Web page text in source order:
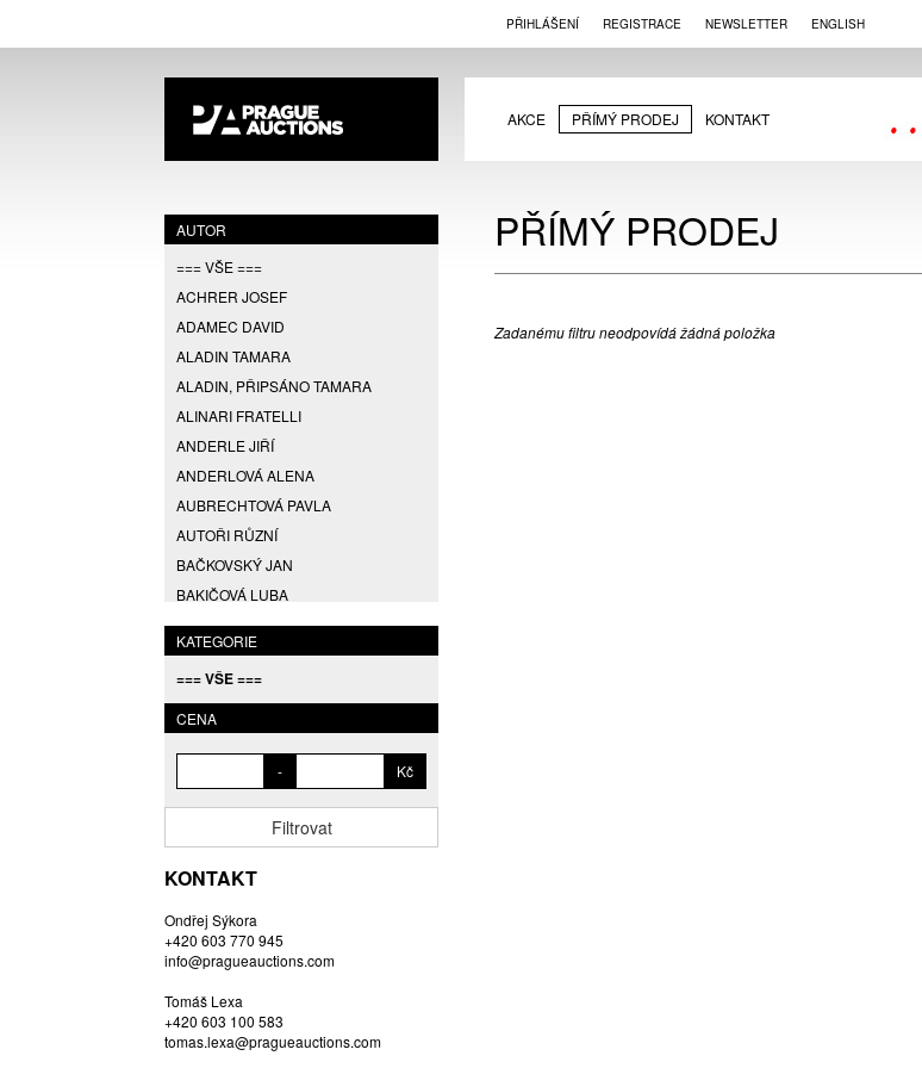
PŘIHLÁŠENÍ REGISTRACE NEWSLETTER ENGLISH
AKCE PŘÍMÝ PRODEJ KONTAKT
AUTOR
=== VŠE ===
ACHRER JOSEF
ADAMEC DAVID
ALADIN TAMARA
ALADIN, PŘIPSÁNO TAMARA
ALINARI FRATELLI
ANDERLE JIŘÍ
ANDERLOVÁ ALENA
AUBRECHTOVÁ PAVLA
AUTOŘI RŮZNÍ
BAČKOVSKÝ JAN
BAKIČOVÁ LUBA
BALCAR JIŘÍ
BALCAR KAREL
BALCAR MARTIN
BALÍČEK PETR
BARTKO MAREK
BARTOŇ DAVID
BASTL ROMAN
BAUCH JAN
BAUER VL.
BEDNÁŘOVÁ EVA
BĚHAL DOMINIK
KATEGORIE
=== VŠE ===
CENA
- Kč
Filtrovat
KONTAKT
Ondřej Sýkora
+420 603 770 945
info@pragueauctions.com
Tomáš Lexa
+420 603 100 583
tomas.lexa@pragueauctions.com
PŘÍMÝ PRODEJ
Zadanému filtru neodpovídá žádná položka